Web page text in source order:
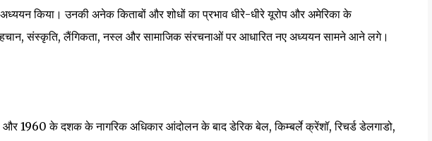
किया। उनकी अनेक किताबों और शोधों का प्रभाव धीरे-धीरे यूरोप और अमेरिका के
संस्कृति, लैंगिकता, नस्ल और सामाजिक संरचनाओं पर आधारित नए अध्ययन सामने आने लगे।
और 1960 के दशक के नागरिक अधिकार आंदोलन के बाद डेरिक बेल, किम्बर्ले क्रेंशॉ, रिचर्ड डेलगाडो,